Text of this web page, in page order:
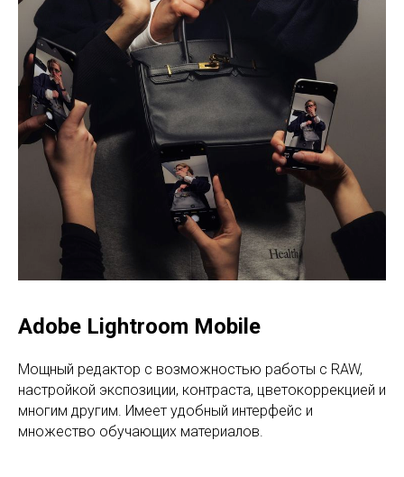
Adobe Lightroom Mobile
Мощный редактор с возможностью работы с RAW,
настройкой экспозиции, контраста, цветокоррекцией и
многим другим. Имеет удобный интерфейс и
множество обучающих материалов.